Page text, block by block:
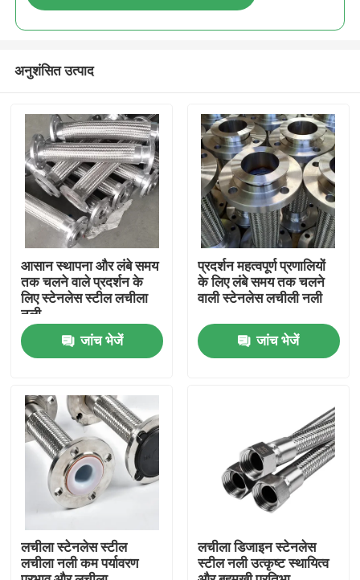
हमारे बारे में
अनुशंसित उत्पाद
आसान स्थापना और लंबे समय
तक चलने वाले प्रदर्शन के
लिए स्टेनलेस स्टील लचीला
नली
जांच भेजें
प्रदर्शन महत्वपूर्ण प्रणालियों
के लिए लंबे समय तक चलने
वाली स्टेनलेस लचीली नली
जांच भेजें
लचीला स्टेनलेस स्टील
लचीला नली कम पर्यावरण
लचीला डिजाइन स्टेनलेस
स्टील नली उत्कृष्ट स्थायित्व